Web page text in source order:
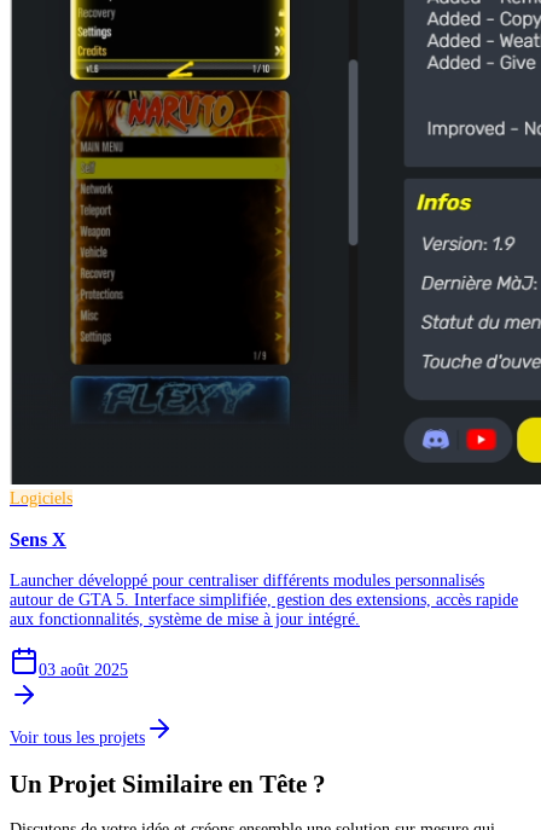
Logiciels
Sens X
Launcher développé pour centraliser différents modules personnalisés
autour de GTA 5. Interface simplifiée, gestion des extensions, accès rapide
aux fonctionnalités, système de mise à jour intégré.
03 août 2025
Voir tous les projets
Un Projet Similaire en Tête ?